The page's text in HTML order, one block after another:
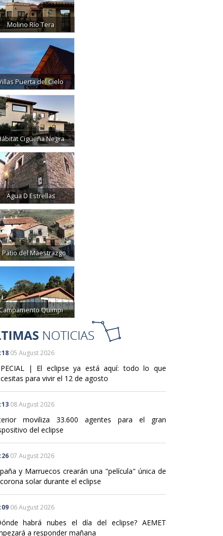
Molino Río Tera
Puerta del Cielo
Cigüeña Negra
Agua D Estrellas
Patio del Maestrazgo
Quimpi
05 August 2026
| El eclipse ya está aquí: todo lo que
para vivir el 12 de agosto
08 August 2026
moviliza 33.600 agentes para el gran
del eclipse
07 August 2026
y Marruecos crearán una "película" única de
solar durante el eclipse
06 August 2026
habrá nubes el día del eclipse? AEMET
a responder mañana